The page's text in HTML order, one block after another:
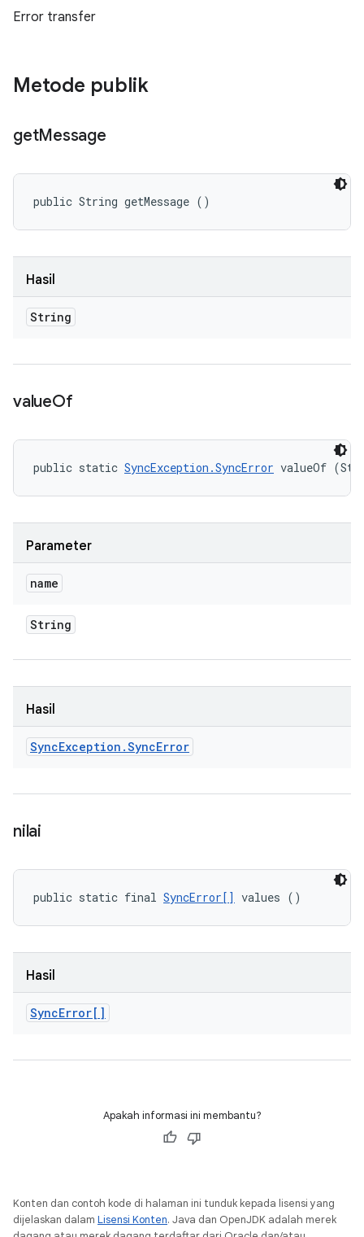
Error transfer
Metode publik
getMessage
public String getMessage ()
Hasil
String
valueOf
public static SyncException.SyncError valueOf
Parameter
name
String
Hasil
SyncException .SyncError
nilai
public static final SyncError[] values ()
Hasil
SyncError[]
Apakah informasi ini membantu?
Konten dan contoh kode di halaman ini tunduk kepada lisensi yang
dijelaskan dalam Lisensi Konten. Java dan OpenJDK adalah merek